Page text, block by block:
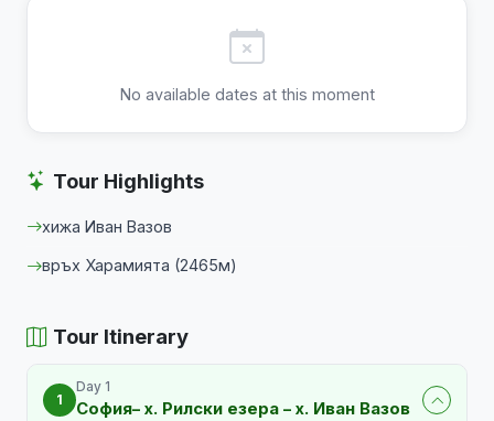
No available dates at this moment
Tour Highlights
хижа Иван Вазов
връх Харамията (2465м)
Tour Itinerary
1
Day 1
София– х. Рилски езера – х. Иван Вазов